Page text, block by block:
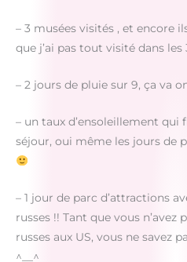
– 3 musées visités , et encore
que j’ai pas tout visité dans les
– 2 jours de pluie sur 9, ça va
– un taux d’ensoleillement qui
séjour, oui même les jours de
– 1 jour de parc d’attractions
russes !! Tant que vous n’avez
russes aux US, vous ne savez
^__^